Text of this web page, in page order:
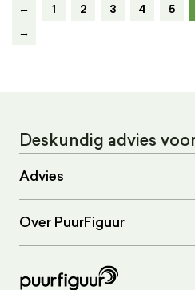
← 1 2 3 4 5
→
Deskundig advies
Advies
Over PuurFiguur